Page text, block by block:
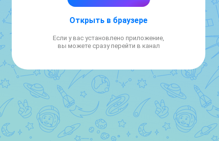
Открыть в браузере
Если у вас установлено приложение,
вы можете сразу перейти в канал